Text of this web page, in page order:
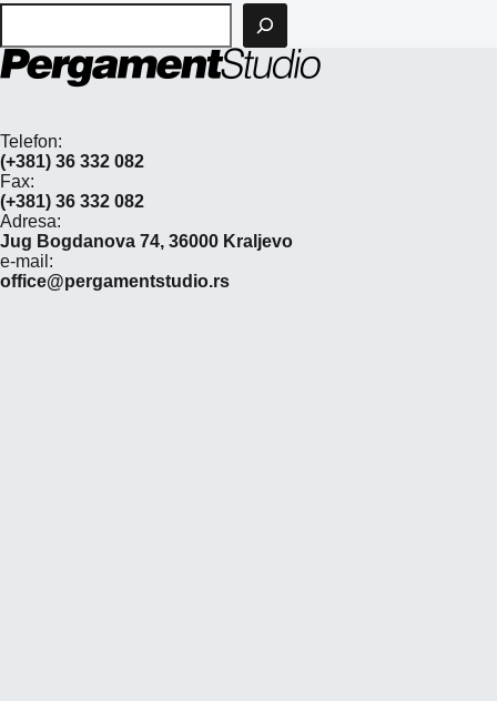
Pretraga
Telefon:
(+381) 36 332 082
Fax:
(+381) 36 332 082
Adresa:
Jug Bogdanova 74, 36000 Kraljevo
e-mail:
office@pergamentstudio.rs